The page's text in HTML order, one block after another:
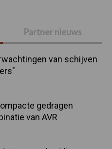
Partner nieuws
van schijven
gedragen
van AVR